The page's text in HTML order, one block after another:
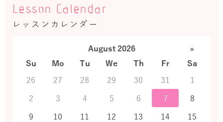
Lesson Calendar
レッスンカレンダー
August 2026
»
Su
Mo Tu We Th Fr
Sa
26
27 28 29 30 31
1
2
3 4 5 6 7
8
9
10 11 12 13 14
15